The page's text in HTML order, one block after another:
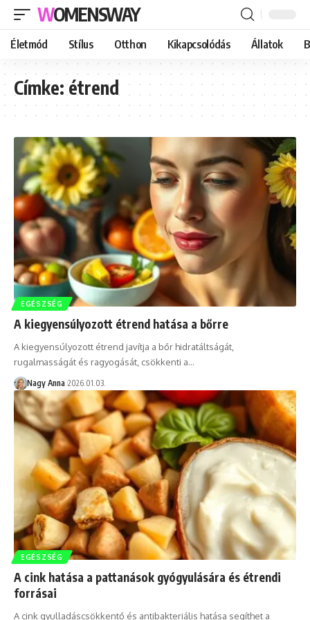
WOMENSWAY
Életmód Stílus Otthon Kikapcsolódás Állatok
Címke:étrend
EGÉSZSÉG
A kiegyensúlyozott étrend hatása a bőrre
A kiegyensúlyozott étrend javítja a bőr hidratáltságát,
rugalmasságát és ragyogását, csökkenti a…
Nagy Anna 2026.01.03.
EGÉSZSÉG
A cink hatása a pattanások gyógyulására és étrendi
forrásai
A cink gyulladáscsökkentő és antibakteriális hatása segíthet a